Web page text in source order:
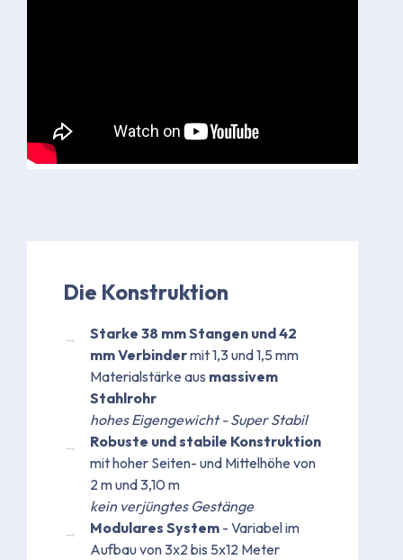
Die Konstruktion
Starke 38 mm Stangen und 42
mm Verbindermit 1,3 und 1,5 mm
Materialstärke aus massivem
Stahlrohr
hohes Eigengewicht - Super Stabil
Robuste und stabile Konstruktion
mit hoher Seiten- und Mittelhöhe von
2 m und 3,10 m
kein verjüngtes Gestänge
Modulares System - Variabel im
Aufbau von 3x2 bis 5x12 Meter